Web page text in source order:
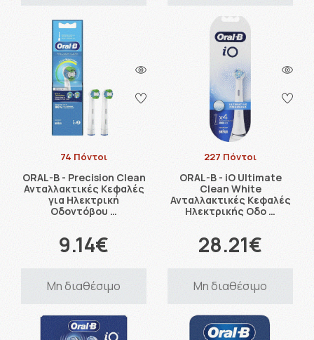
74 Πόντοι
ORAL-B - Precision Clean
Ανταλλακτικές Κεφαλές
για Ηλεκτρική
Οδοντόβου …
9.14€
Μη διαθέσιμο
227 Πόντοι
ORAL-B - iO Ultimate
Clean White
Ανταλλακτικές Κεφαλές
Ηλεκτρικής Οδο …
28.21€
Μη διαθέσιμο